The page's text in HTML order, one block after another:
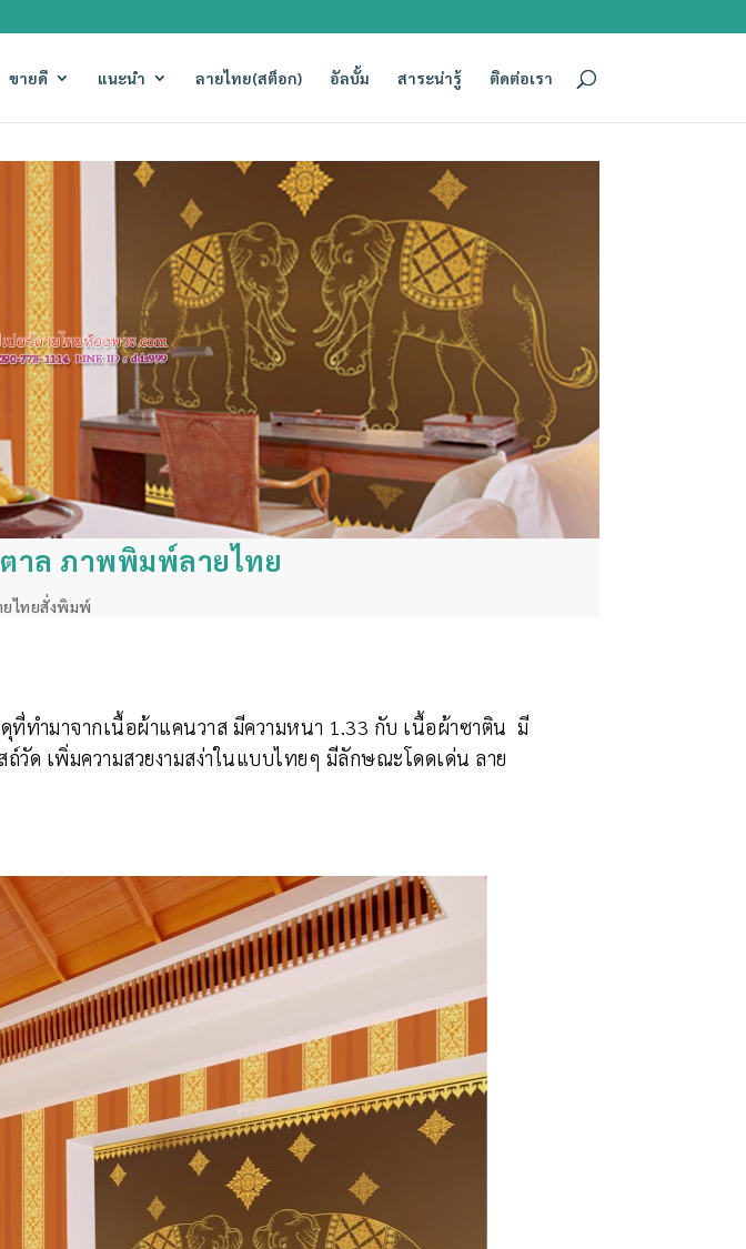
ขายดี แนะนำ ลายไทย(สต็อก) อัลบั้ม สาระน่ารู้ ติดต่อเรา
าล ภาพพิมพ์ลายไทย
ยไทยสั่งพิมพ์
ทำมาจากเนื้อผ้าแคนวาส มีความหนา 1.33 กับ เนื้อผ้าซาติน มี
วัด เพิ่มความสวยงามสง่าในแบบไทยๆ มีลักษณะโดดเด่น ลาย